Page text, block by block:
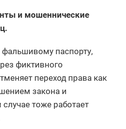
и мошеннические
паспорту,
фиктивного
переход права как
закона и
тоже работает